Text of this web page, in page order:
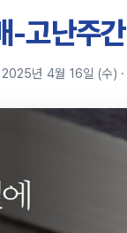
고난주간
2025년 4월 16일 (수) ·